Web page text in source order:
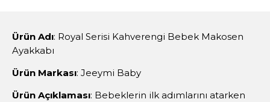
Ürün Adı: Royal Serisi Kahverengi Bebek Makosen
Ayakkabı
Ürün Markası: Jeeymi Baby
Ürün Açıklaması: Bebeklerin ilk adımlarını atarken